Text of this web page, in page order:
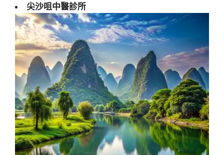
尖沙咀中醫診所